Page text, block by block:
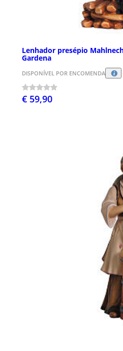
Lenhador presépio
Gardena
DISPONÍVEL POR ENCOMENDA
€ 59,90